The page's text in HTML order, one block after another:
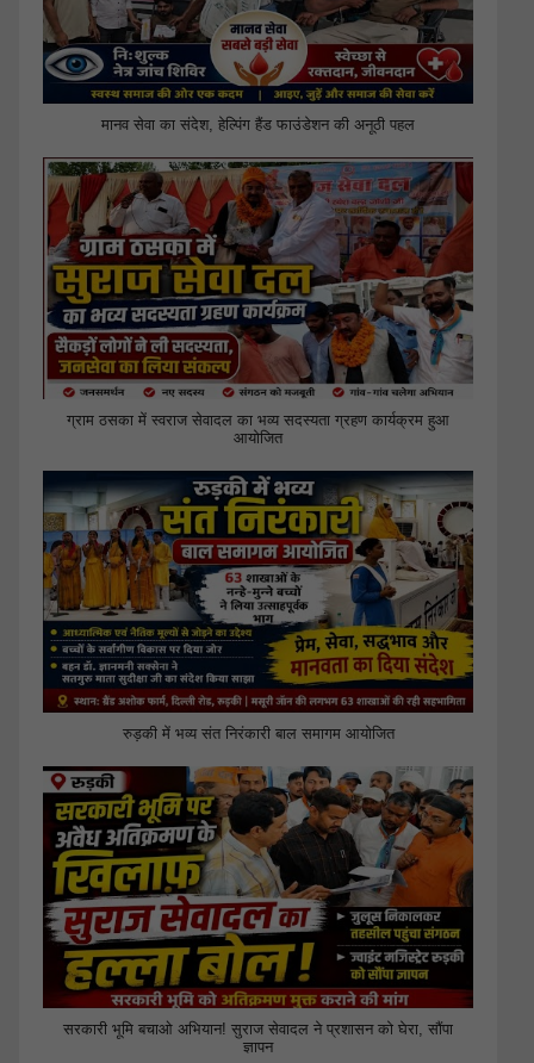
मानव सेवा का संदेश, हेल्पिंग हैंड फाउंडेशन की अनूठी पहल
ग्राम ठसका में स्वराज सेवादल का भव्य सदस्यता ग्रहण कार्यक्रम हुआ
आयोजित
रुड़की में भव्य संत निरंकारी बाल समागम आयोजित
सरकारी भूमि बचाओ अभियान! सुराज सेवादल ने प्रशासन को घेरा, सौंपा
ज्ञापन